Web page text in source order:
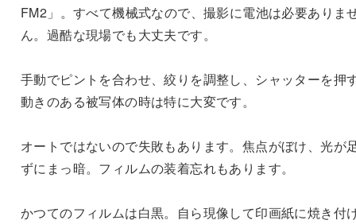
FM2」。すべて機械式なので、撮影に電池は必要ありま
ん。過酷な現場でも大丈夫です。
手動でピントを合わせ、絞りを調整し、シャッターを押
動きのある被写体の時は特に大変です。
オートではないので失敗もあります。焦点がぼけ、光が
ずにまっ暗。フィルムの装着忘れもあります。
かつてのフィルムは白黒。自ら現像して印画紙に焼き付